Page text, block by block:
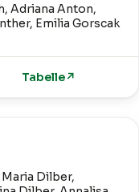
Adriana Anton,
Emilia Gorscak
Tabelle↗
Dilber,